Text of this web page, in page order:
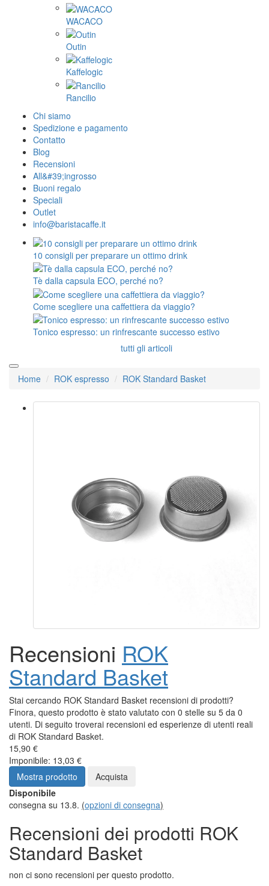
WACACO
Outin
Kaffelogic
Rancilio
Chi siamo
Spedizione e pagamento
Contatto
Blog
Recensioni
All&#39;ingrosso
Buoni regalo
Speciali
Outlet
info@baristacaffe.it
10 consigli per preparare un ottimo drink
Tè dalla capsula ECO, perché no?
Come scegliere una caffettiera da viaggio?
Tonico espresso: un rinfrescante successo estivo
tutti gli articoli
Home ROK espresso ROK Standard Basket
Recensioni ROK
Standard Basket
Stai cercando ROK Standard Basket recensioni di prodotti?
Finora, questo prodotto è stato valutato con 0 stelle su 5 da 0
utenti. Di seguito troverai recensioni ed esperienze di utenti reali
di ROK Standard Basket.
15,90 €
Imponibile: 13,03 €
Mostra prodotto
Acquista
Disponibile
consegna su 13.8. (opzioni di consegna)
Recensioni dei prodotti ROK
Standard Basket
non ci sono recensioni per questo prodotto.